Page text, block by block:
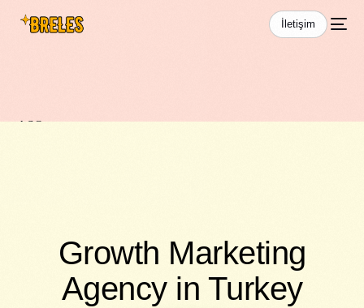
İletişim
ASO
Growth Marketing
Agency in Turkey